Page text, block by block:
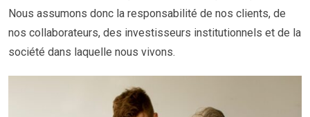
Nous assumons donc la responsabilité de nos clients, de
nos collaborateurs, des investisseurs institutionnels et de la
société dans laquelle nous vivons.